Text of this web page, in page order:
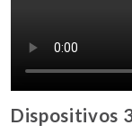
Dispositivos